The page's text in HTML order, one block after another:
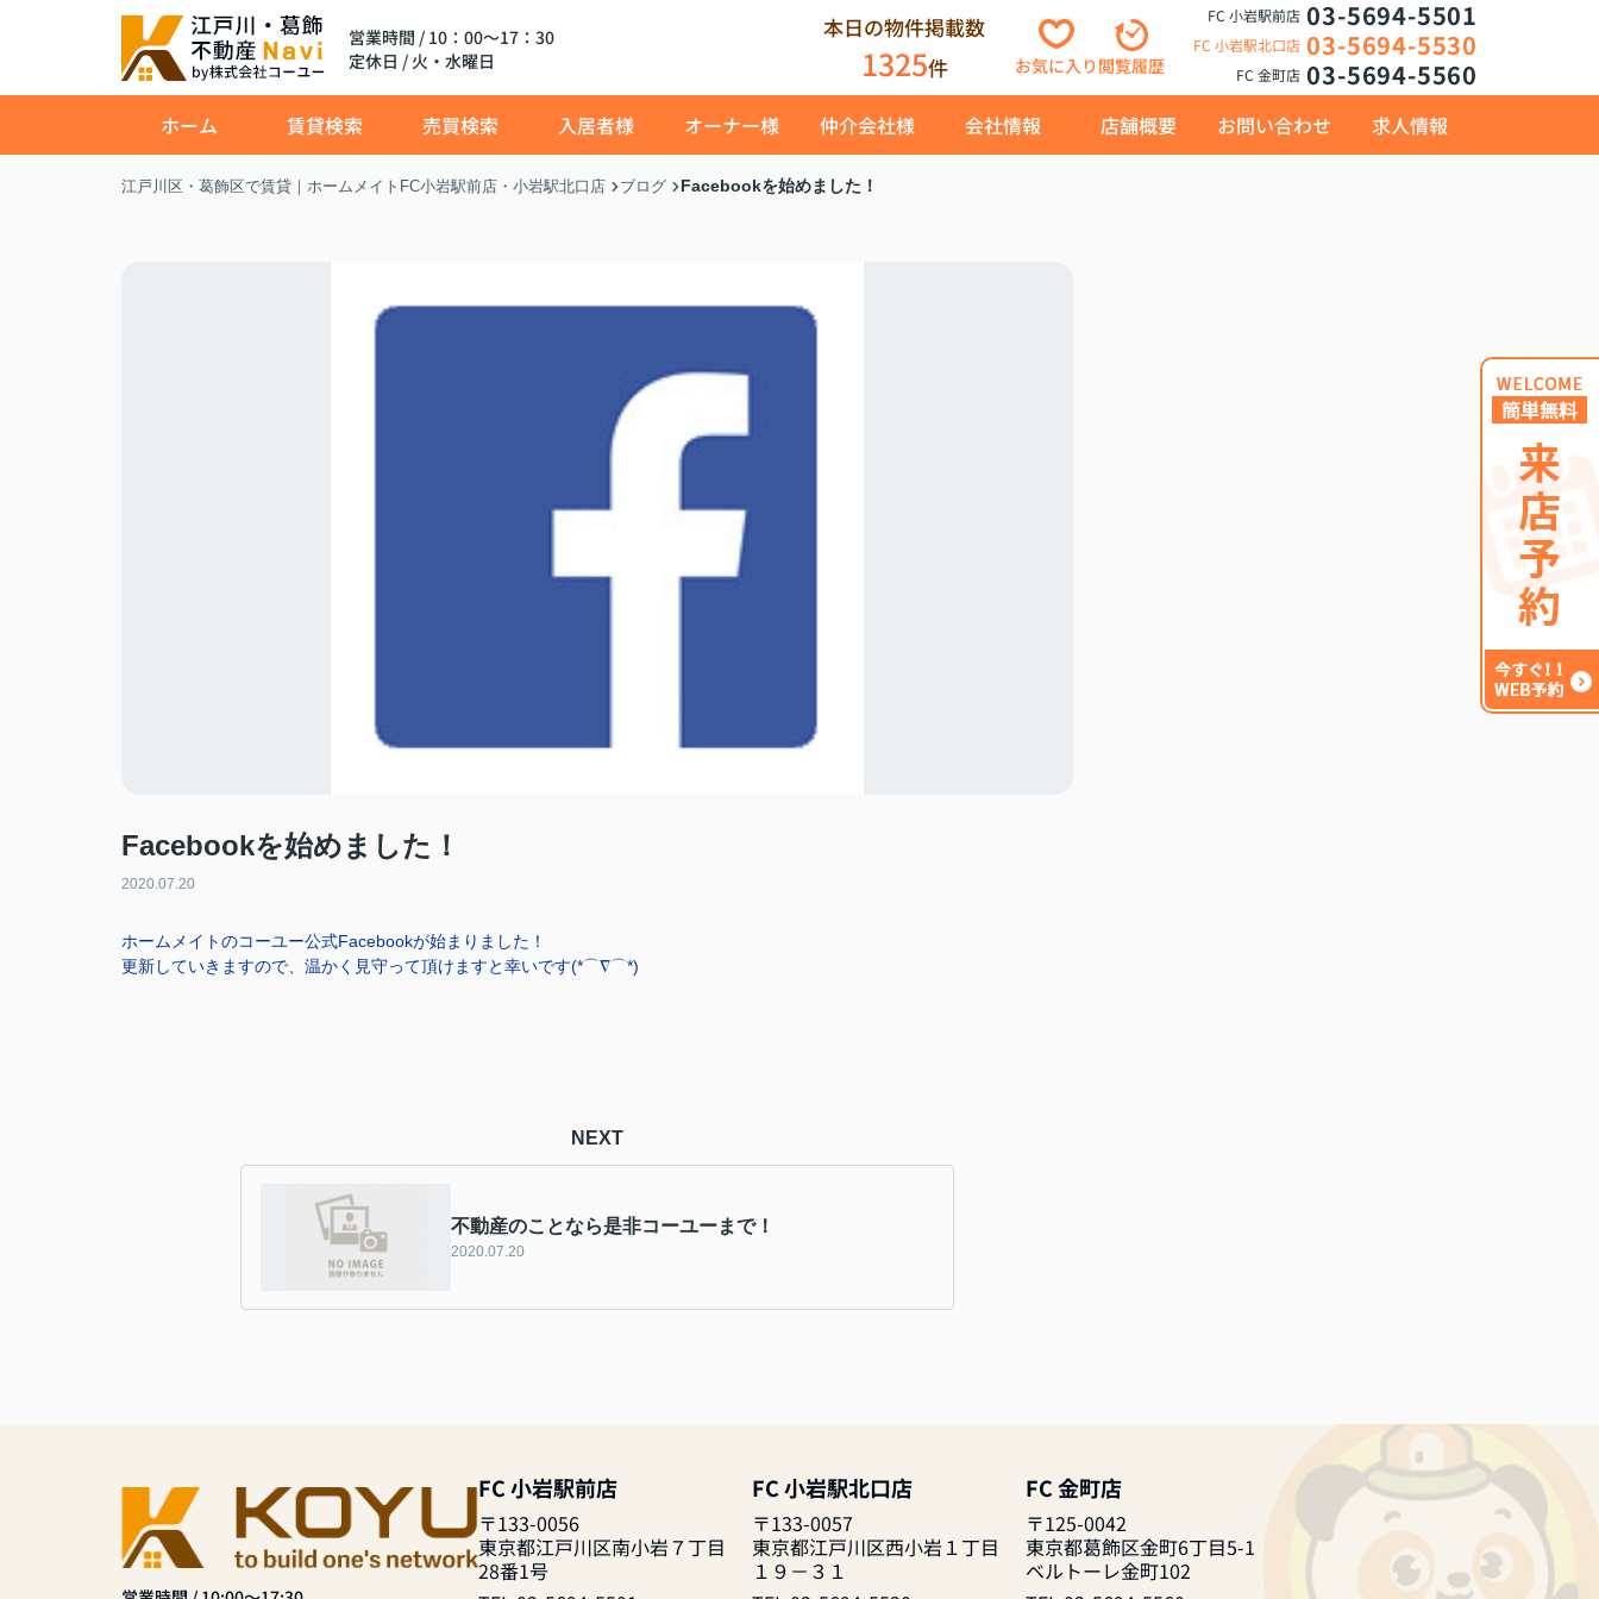
営業時間 / 10：00～17：30
定休日 / 火・水曜日
本日の物件掲載数
1325件 お気に入り閲覧履歴
FC 小岩駅前店 03-5694-5501
FC 小岩駅北口店 03-5694-5530
FC 金町店 03-5694-5560
ホーム 賃貸検索 売買検索 入居者様 オーナー様 仲介会社様 会社情報 店舗概要 お問い合わせ 求人情報
江戸川区・葛飾区で賃貸｜ホームメイトFC小岩駅前店・小岩駅北口店 ブログ Facebookを始めました！
Facebookを始めました！
2020.07.20
ホームメイトのコーユー公式Facebookが始まりました！
更新していきますので、温かく見守って頂けますと幸いです(*⌒∇⌒*)
NEXT
不動産のことなら是非コーユーまで！
2020.07.20
FC 小岩駅前店
〒133-0056
東京都江戸川区南小岩７丁目
28番1号
FC 小岩駅北口店
〒133-0057
東京都江戸川区西小岩１丁目
１９－３１
FC 金町店
〒125-0042
東京都葛飾区金町6丁目5-1
ベルトーレ金町102